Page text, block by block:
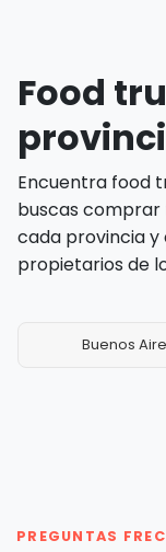
Food
Encuentra food
buscas
cada provincia
propietarios de
Buenos
PREGUNTAS